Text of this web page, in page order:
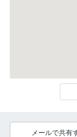
メールで共有